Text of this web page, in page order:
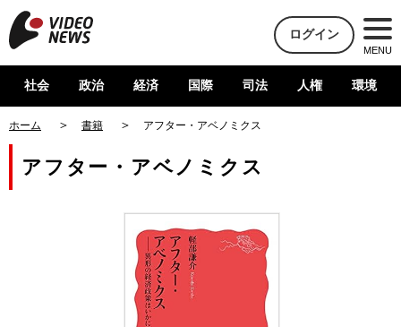
ログイン
MENU
社会 政治 経済 国際 司法 人権 環境
ホーム 書籍 アフター・アベノミクス
アフター・アベノミクス